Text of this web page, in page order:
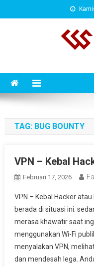
to
TAG: BUG BOUNTY
VPN – Kebal
Februari 17, 2026
VPN – Kebal Hacker
berada di situasi ini:
merasa khawatir saat
menggunakan Wi-Fi
menyalakan VPN,
dan mendesah lega.